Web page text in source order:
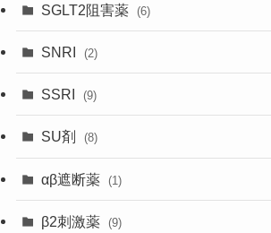
SGLT2阻害薬 (6)
SNRI (2)
SSRI (9)
SU剤 (8)
αβ遮断薬 (1)
β2刺激薬 (9)